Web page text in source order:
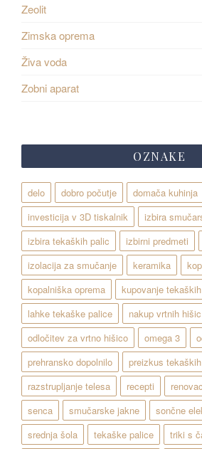
Zeolit
Zimska oprema
Živa voda
Zobni aparat
OZNAKE
delo dobro počutje domača kuhinja
investicija v 3D tiskalnik
izbira
izbira tekaških palic
izbirni predmeti
izolacija za smučanje
keramika
kopalniška oprema
kupovanje
lahke tekaške palice
nakup vrtnih hišic
odločitev za vrtno hišico
omega 3
prehransko dopolnilo
preizkus
razstrupljanje telesa
recepti
senca
smučarske jakne
sončne
srednja šola
tekaške palice triki s